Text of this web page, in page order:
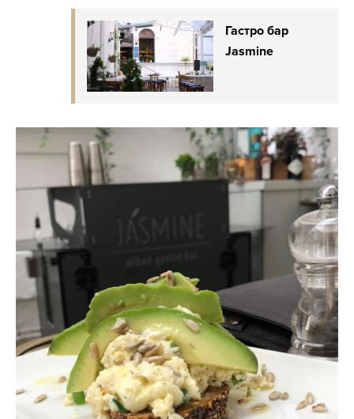
Гастро бар
Jasmine